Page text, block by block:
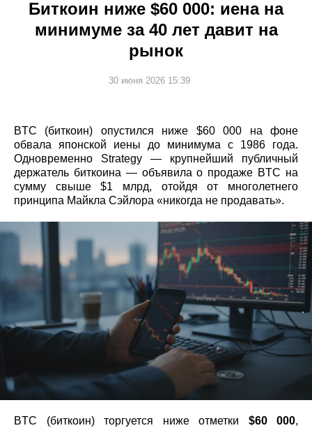
Биткоин ниже $60 000: иена на
минимуме за 40 лет давит на
рынок
30 июня 2026 15:39
BTC (биткоин) опустился ниже $60 000 на фоне
обвала японской иены до минимума с 1986 года.
Одновременно Strategy — крупнейший публичный
держатель биткоина — объявила о продаже BTC на
сумму свыше $1 млрд, отойдя от многолетнего
принципа Майкла Сэйлора «никогда не продавать».
BTC (биткоин) торгуется ниже отметки $60 000,